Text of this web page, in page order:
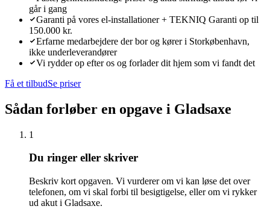
går i gang
Garanti på vores el-installationer + TEKNIQ Garanti op til
150.000 kr.
Erfarne medarbejdere der bor og kører i Storkøbenhavn,
ikke underleverandører
Vi rydder op efter os og forlader dit hjem som vi fandt det
Få et tilbudSe priser
Sådan forløber en opgave i Gladsaxe
1
Du ringer eller skriver
Beskriv kort opgaven. Vi vurderer om vi kan løse det over
telefonen, om vi skal forbi til besigtigelse, eller om vi rykker
ud akut i Gladsaxe.